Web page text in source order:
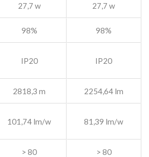
27,7 w 27,7 w
98% 98%
IP20 IP20
2818,3 m 2254,64 lm
101,74 lm/w 81,39 lm/w
> 80 > 80